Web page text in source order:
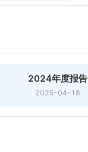
2024年度报告
2025-04-18